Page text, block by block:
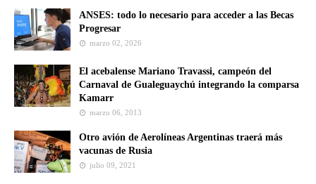
ANSES: todo lo necesario para acceder a las Becas
Progresar
marzo 02, 2026
El acebalense Mariano Travassi, campeón del
Carnaval de Gualeguaychú integrando la comparsa
Kamarr
marzo 06, 2013
Otro avión de Aerolíneas Argentinas traerá más
vacunas de Rusia
julio 09, 2021